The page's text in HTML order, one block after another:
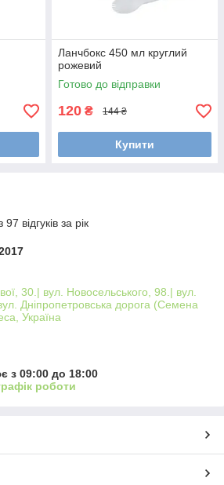
Ланчбокс 450 мл круглий
рожевий
Готово до відправки
120 ₴ 144 ₴
Купити
відгуків за рік
30.| вул. Новосельського, 98.| вул.
Дніпропетровська дорога (Семена
Україна
з 09:00 до 18:00
роботи